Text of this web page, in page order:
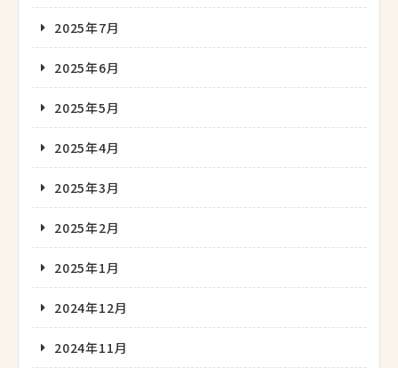
2025年7月
2025年6月
2025年5月
2025年4月
2025年3月
2025年2月
2025年1月
2024年12月
2024年11月